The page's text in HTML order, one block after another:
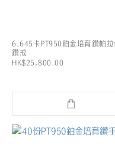
6.645卡PT950鉑金培育鑽帕拉
鑽戒
HK$25,800.00